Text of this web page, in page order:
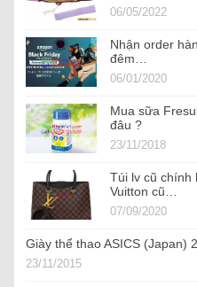
06/05/2022
Nhận order
đêm…
06/01/2020
Mua sữa
đâu ?
23/11/2018
Túi lv cũ chính
Vuitton cũ…
07/09/2020
Giày thể thao ASICS (Japan)
23/11/2015